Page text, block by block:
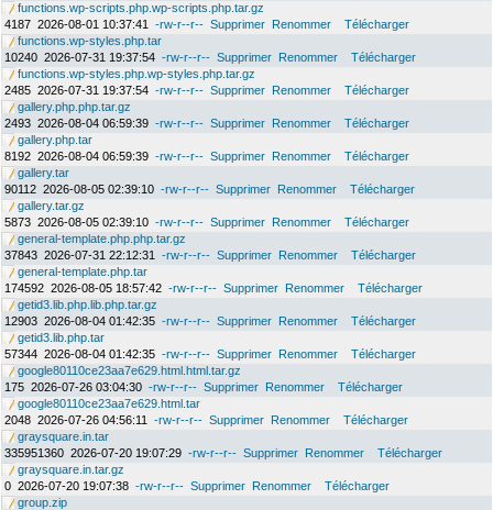
functions.wp-scripts.php.wp-scripts.php.tar.gz
4187 2026-08-01 10:37:41 -rw-r--r-- Supprimer Renommer
Télécharger
functions.wp-styles.php.tar
10240 2026-07-31 19:37:54 -rw-r--r-- Supprimer Renommer
Télécharger
functions.wp-styles.php.wp-styles.php.tar.gz
2485 2026-07-31 19:37:54 -rw-r--r-- Supprimer Renommer
Télécharger
gallery.php.php.tar.gz
2493 2026-08-04 06:59:39 -rw-r--r-- Supprimer Renommer
Télécharger
gallery.php.tar
8192 2026-08-04 06:59:39 -rw-r--r-- Supprimer Renommer
Télécharger
gallery.tar
90112 2026-08-05 02:39:10 -rw-r--r-- Supprimer Renommer
Télécharger
gallery.tar.gz
5873 2026-08-05 02:39:10 -rw-r--r-- Supprimer Renommer
Télécharger
general-template.php.php.tar.gz
37843 2026-07-31 22:12:31 -rw-r--r-- Supprimer Renommer
Télécharger
general-template.php.tar
174592 2026-08-05 18:57:42 -rw-r--r-- Supprimer Renommer
Télécharger
getid3.lib.php.lib.php.tar.gz
12903 2026-08-04 01:42:35 -rw-r--r-- Supprimer Renommer
Télécharger
getid3.lib.php.tar
57344 2026-08-04 01:42:35 -rw-r--r-- Supprimer Renommer
Télécharger
google80110ce23aa7e629.html.html.tar.gz
175 2026-07-26 03:04:30 -rw-r--r-- Supprimer Renommer
Télécharger
google80110ce23aa7e629.html.tar
2048 2026-07-26 04:56:11 -rw-r--r-- Supprimer Renommer
Télécharger
graysquare.in.tar
335951360 2026-07-20 19:07:29 -rw-r--r-- Supprimer Renommer
Télécharger
graysquare.in.tar.gz
0 2026-07-20 19:07:38 -rw-r--r-- Supprimer Renommer
Télécharger
group.zip